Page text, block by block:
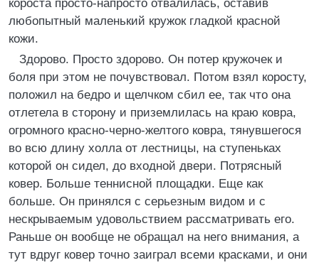
короста просто-напросто отвалилась, оставив
любопытный маленький кружок гладкой красной
кожи.
Здорово. Просто здорово. Он потер кружочек и
боля при этом не почувствовал. Потом взял коросту,
положил на бедро и щелчком сбил ее, так что она
отлетела в сторону и приземлилась на краю ковра,
огромного красно-черно-желтого ковра, тянувшегося
во всю длину холла от лестницы, на ступеньках
которой он сидел, до входной двери. Потрясный
ковер. Больше теннисной площадки. Еще как
больше. Он принялся с серьезным видом и с
нескрываемым удовольствием рассматривать его.
Раньше он вообще не обращал на него внимания, а
тут вдруг ковер точно заиграл всеми красками, и они